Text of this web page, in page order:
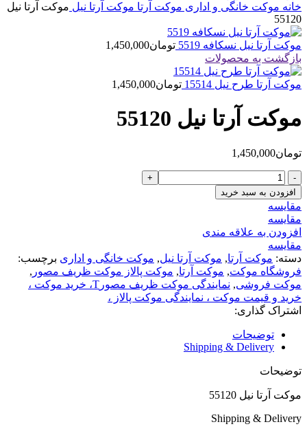
خانه موکت خانگی و اداری موکت آرتا موکت آرتا نیل موکت آرتا نیل
55120
موکت آرتا نیل نسکافه 5519 تومان1,450,000
بازگشت به محصولات
موکت آرتا طرح نیل 15514 تومان1,450,000
موکت آرتا نیل 55120
تومان1,450,000
موکت
آرتا
نیل
55120
عدد
افزودن به سبد خرید
مقایسه
مقایسه
افزودن به علاقه مندی
مقایسه
دسته: موکت آرتا, موکت آرتا نیل, موکت خانگی و اداری برچسب:
فروشگاه موکت, موکت آرتا, موکت پالاز موکت ظریف مصور ,
موکت فروشی,
نمایندگی موکت ظریف مصورT، خرید موکت ،
خرید و قیمت موکت ، نمایندگی موکت پالاز ،
اشتراک گذاری:
توضیحات
Shipping & Delivery
توضیحات
موکت آرتا نیل 55120
Shipping & Delivery